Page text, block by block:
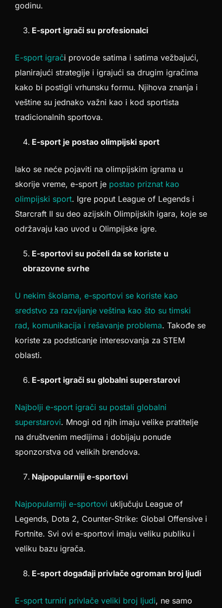
godinu.
E-sport igrači su profesionalci
E-sport igrači provode satima i satima vežbajući,
planirajući strategije i igrajući sa drugim igračima
kako bi postigli vrhunsku formu. Njihova znanja i
veštine su jednako važni kao i kod sportista
tradicionalnih sportova.
E-sport je postao olimpijski sport
Iako se neće pojaviti na olimpijskim igrama u
skorije vreme, e-sport je postao priznat kao
olimpijski sport. Igre poput League of Legends i
Starcraft II su deo azijskih Olimpijskih igara, koje se
održavaju kao uvod u Olimpijske igre.
E-sportovi su počeli da se koriste u
obrazovne svrhe
U nekim školama, e-sportovi se koriste kao
sredstvo za razvijanje veština kao što su timski
rad, komunikacija i rešavanje problema. Takođe se
koriste za podsticanje interesovanja za STEM
oblasti.
E-sport igrači su globalni superstarovi
Najbolji e-sport igrači su postali globalni
superstarovi. Mnogi od njih imaju velike pratitelje
na društvenim medijima i dobijaju ponude
sponzorstva od velikih brendova.
Najpopularniji e-sportovi
Najpopularniji e-sportovi uključuju League of
Legends, Dota 2, Counter-Strike: Global Offensive i
Fortnite. Svi ovi e-sportovi imaju veliku publiku i
veliku bazu igrača.
E-sport događaji privlače ogroman broj ljudi
E-sport turniri privlače veliki broj ljudi, ne samo